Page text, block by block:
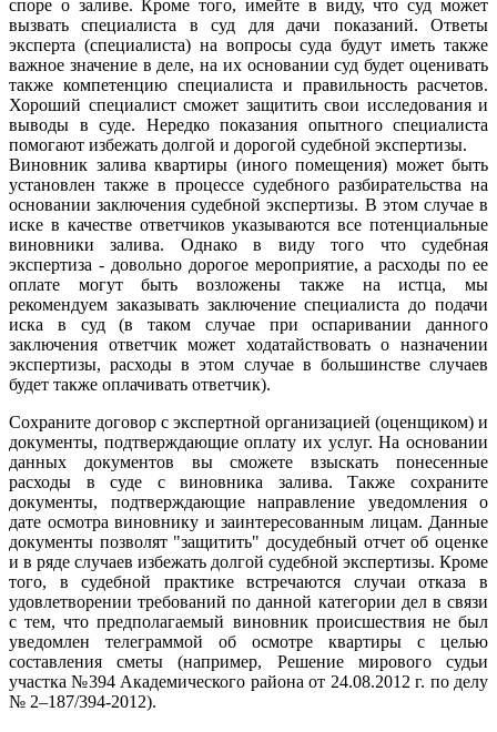
споре о заливе. Кроме того, имейте в виду, что суд может
вызвать специалиста в суд для дачи показаний. Ответы
эксперта (специалиста) на вопросы суда будут иметь также
важное значение в деле, на их основании суд будет оценивать
также компетенцию специалиста и правильность расчетов.
Хороший специалист сможет защитить свои исследования и
выводы в суде. Нередко показания опытного специалиста
помогают избежать долгой и дорогой судебной экспертизы.
Виновник залива квартиры (иного помещения) может быть
установлен также в процессе судебного разбирательства на
основании заключения судебной экспертизы. В этом случае в
иске в качестве ответчиков указываются все потенциальные
виновники залива. Однако в виду того что судебная
экспертиза - довольно дорогое мероприятие, а расходы по ее
оплате могут быть возложены также на истца, мы
рекомендуем заказывать заключение специалиста до подачи
иска в суд (в таком случае при оспаривании данного
заключения ответчик может ходатайствовать о назначении
экспертизы, расходы в этом случае в большинстве случаев
будет также оплачивать ответчик).
Сохраните договор с экспертной организацией (оценщиком) и
документы, подтверждающие оплату их услуг. На основании
данных документов вы сможете взыскать понесенные
расходы в суде с виновника залива. Также сохраните
документы, подтверждающие направление уведомления о
дате осмотра виновнику и заинтересованным лицам. Данные
документы позволят "защитить" досудебный отчет об оценке
и в ряде случаев избежать долгой судебной экспертизы. Кроме
того, в судебной практике встречаются случаи отказа в
удовлетворении требований по данной категории дел в связи
с тем, что предполагаемый виновник происшествия не был
уведомлен телеграммой об осмотре квартиры с целью
составления сметы (например, Решение мирового судьи
участка №394 Академического района от 24.08.2012 г. по делу
№ 2–187/394-2012).